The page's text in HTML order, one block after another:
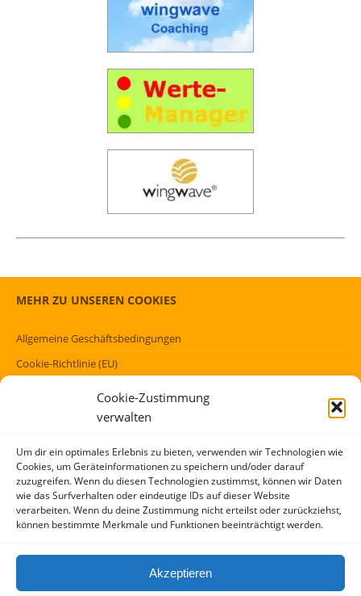
Cookie-Zustimmung
verwalten
Um dir ein optimales Erlebnis zu bieten, verwenden wir Technologien wie
Cookies, um Geräteinformationen zu speichern und/oder darauf
zuzugreifen. Wenn du diesen Technologien zustimmst, können wir Daten
wie das Surfverhalten oder eindeutige IDs auf dieser Website
verarbeiten. Wenn du deine Zustimmung nicht erteilst oder zurückziehst,
können bestimmte Merkmale und Funktionen beeinträchtigt werden.
Akzeptieren
MEHR ZU UNSEREN COOKIES
Allgemeine Geschäftsbedingungen
Cookie-Richtlinie (EU)
FÖRMLICHES
Kontakt
AGBs
Impressum und Datenschutzerklärung